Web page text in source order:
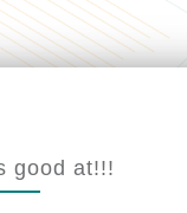
good at!!!